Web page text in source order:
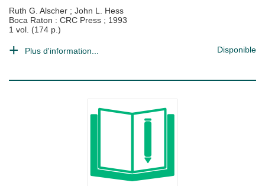
Ruth G. Alscher ; John L. Hess
Boca Raton : CRC Press ; 1993
1 vol. (174 p.)
Plus d'information... Disponible